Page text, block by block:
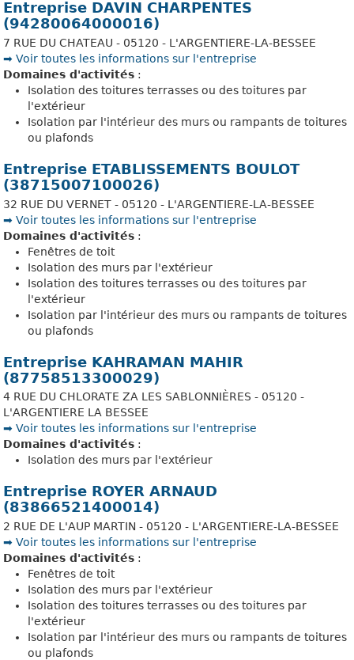
Entreprise DAVIN CHARPENTES
(94280064000016)
7 RUE DU CHATEAU - 05120 - L'ARGENTIERE-LA-BESSEE
➡️ Voir toutes les informations sur l'entreprise
Domaines d'activités :
Isolation des toitures terrasses ou des toitures par
l'extérieur
Isolation par l'intérieur des murs ou rampants de toitures
ou plafonds
Entreprise ETABLISSEMENTS BOULOT
(38715007100026)
32 RUE DU VERNET - 05120 - L'ARGENTIERE-LA-BESSEE
➡️ Voir toutes les informations sur l'entreprise
Domaines d'activités :
Fenêtres de toit
Isolation des murs par l'extérieur
Isolation des toitures terrasses ou des toitures par
l'extérieur
Isolation par l'intérieur des murs ou rampants de toitures
ou plafonds
Entreprise KAHRAMAN MAHIR
(87758513300029)
4 RUE DU CHLORATE ZA LES SABLONNIÈRES - 05120 -
L'ARGENTIERE LA BESSEE
➡️ Voir toutes les informations sur l'entreprise
Domaines d'activités :
Isolation des murs par l'extérieur
Entreprise ROYER ARNAUD
(83866521400014)
2 RUE DE L'AUP MARTIN - 05120 - L'ARGENTIERE-LA-BESSEE
➡️ Voir toutes les informations sur l'entreprise
Domaines d'activités :
Fenêtres de toit
Isolation des murs par l'extérieur
Isolation des toitures terrasses ou des toitures par
l'extérieur
Isolation par l'intérieur des murs ou rampants de toitures
ou plafonds